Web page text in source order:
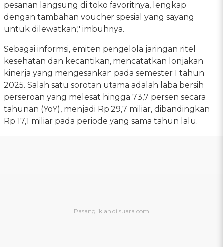
pesanan langsung di toko favoritnya, lengkap
dengan tambahan voucher spesial yang sayang
untuk dilewatkan," imbuhnya.
Sebagai informsi, emiten pengelola jaringan ritel
kesehatan dan kecantikan, mencatatkan lonjakan
kinerja yang mengesankan pada semester I tahun
2025. Salah satu sorotan utama adalah laba bersih
perseroan yang melesat hingga 73,7 persen secara
tahunan (YoY), menjadi Rp 29,7 miliar, dibandingkan
Rp 17,1 miliar pada periode yang sama tahun lalu.